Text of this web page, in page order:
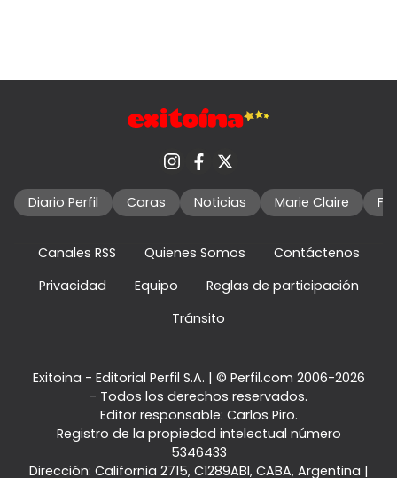
Diario Perfil Caras Noticias Marie Claire
Canales RSS Quienes Somos
Contáctenos
Privacidad
Equipo
Reglas de participación
Tránsito
Exitoina - Editorial Perfil S.A. | © Perfil.com 2006-2026
- Todos los derechos reservados.
Editor responsable: Carlos Piro.
Registro de la propiedad intelectual número
5346433
Dirección: California 2715, C1289ABI, CABA, Argentina |